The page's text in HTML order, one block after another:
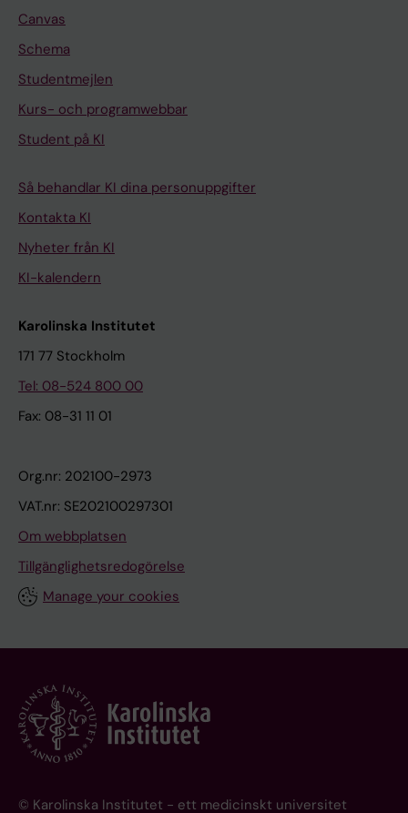
Canvas
Schema
Studentmejlen
Kurs- och programwebbar
Student på KI
Så behandlar KI dina personuppgifter
Kontakta KI
Nyheter från KI
KI-kalendern
Karolinska Institutet
171 77 Stockholm
Tel: 08-524 800 00
Fax: 08-31 11 01
Org.nr: 202100-2973
VAT.nr: SE202100297301
Om webbplatsen
Tillgänglighetsredogörelse
Manage your cookies
© Karolinska Institutet - ett medicinskt universitet